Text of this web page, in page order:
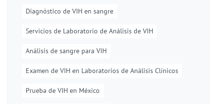
Diagnóstico de VIH en sangre
Servicios de Laboratorio de Análisis de VIH
Análisis de sangre para VIH
Examen de VIH en Laboratorios de Análisis Clínicos
Prueba de VIH en México